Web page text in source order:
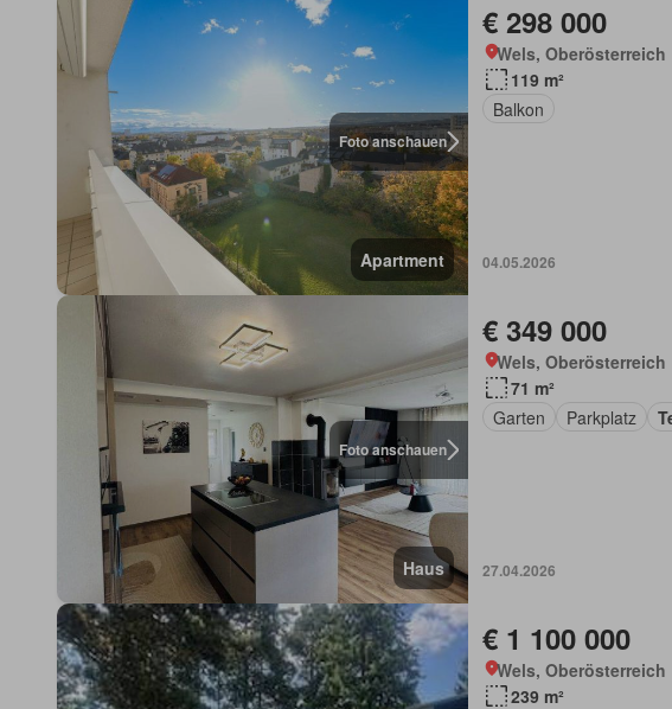
Foto anschauen
Apartment
€ 298 000
Wels, Oberösterreich
119 m²
Balkon
04.05.2026
Foto anschauen
Haus
€ 349 000
Wels, Oberösterreich
71 m²
Garten
Parkplatz
27.04.2026
€ 1 100 000
Wels, Oberösterreich
239 m²